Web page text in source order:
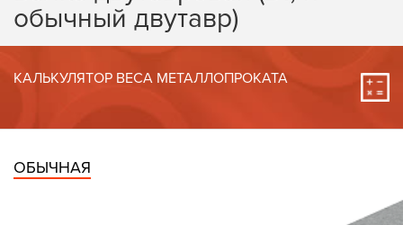
обычный двутавр)
КАЛЬКУЛЯТОР ВЕСА МЕТАЛЛОПРОКАТА
ОБЫЧНАЯ